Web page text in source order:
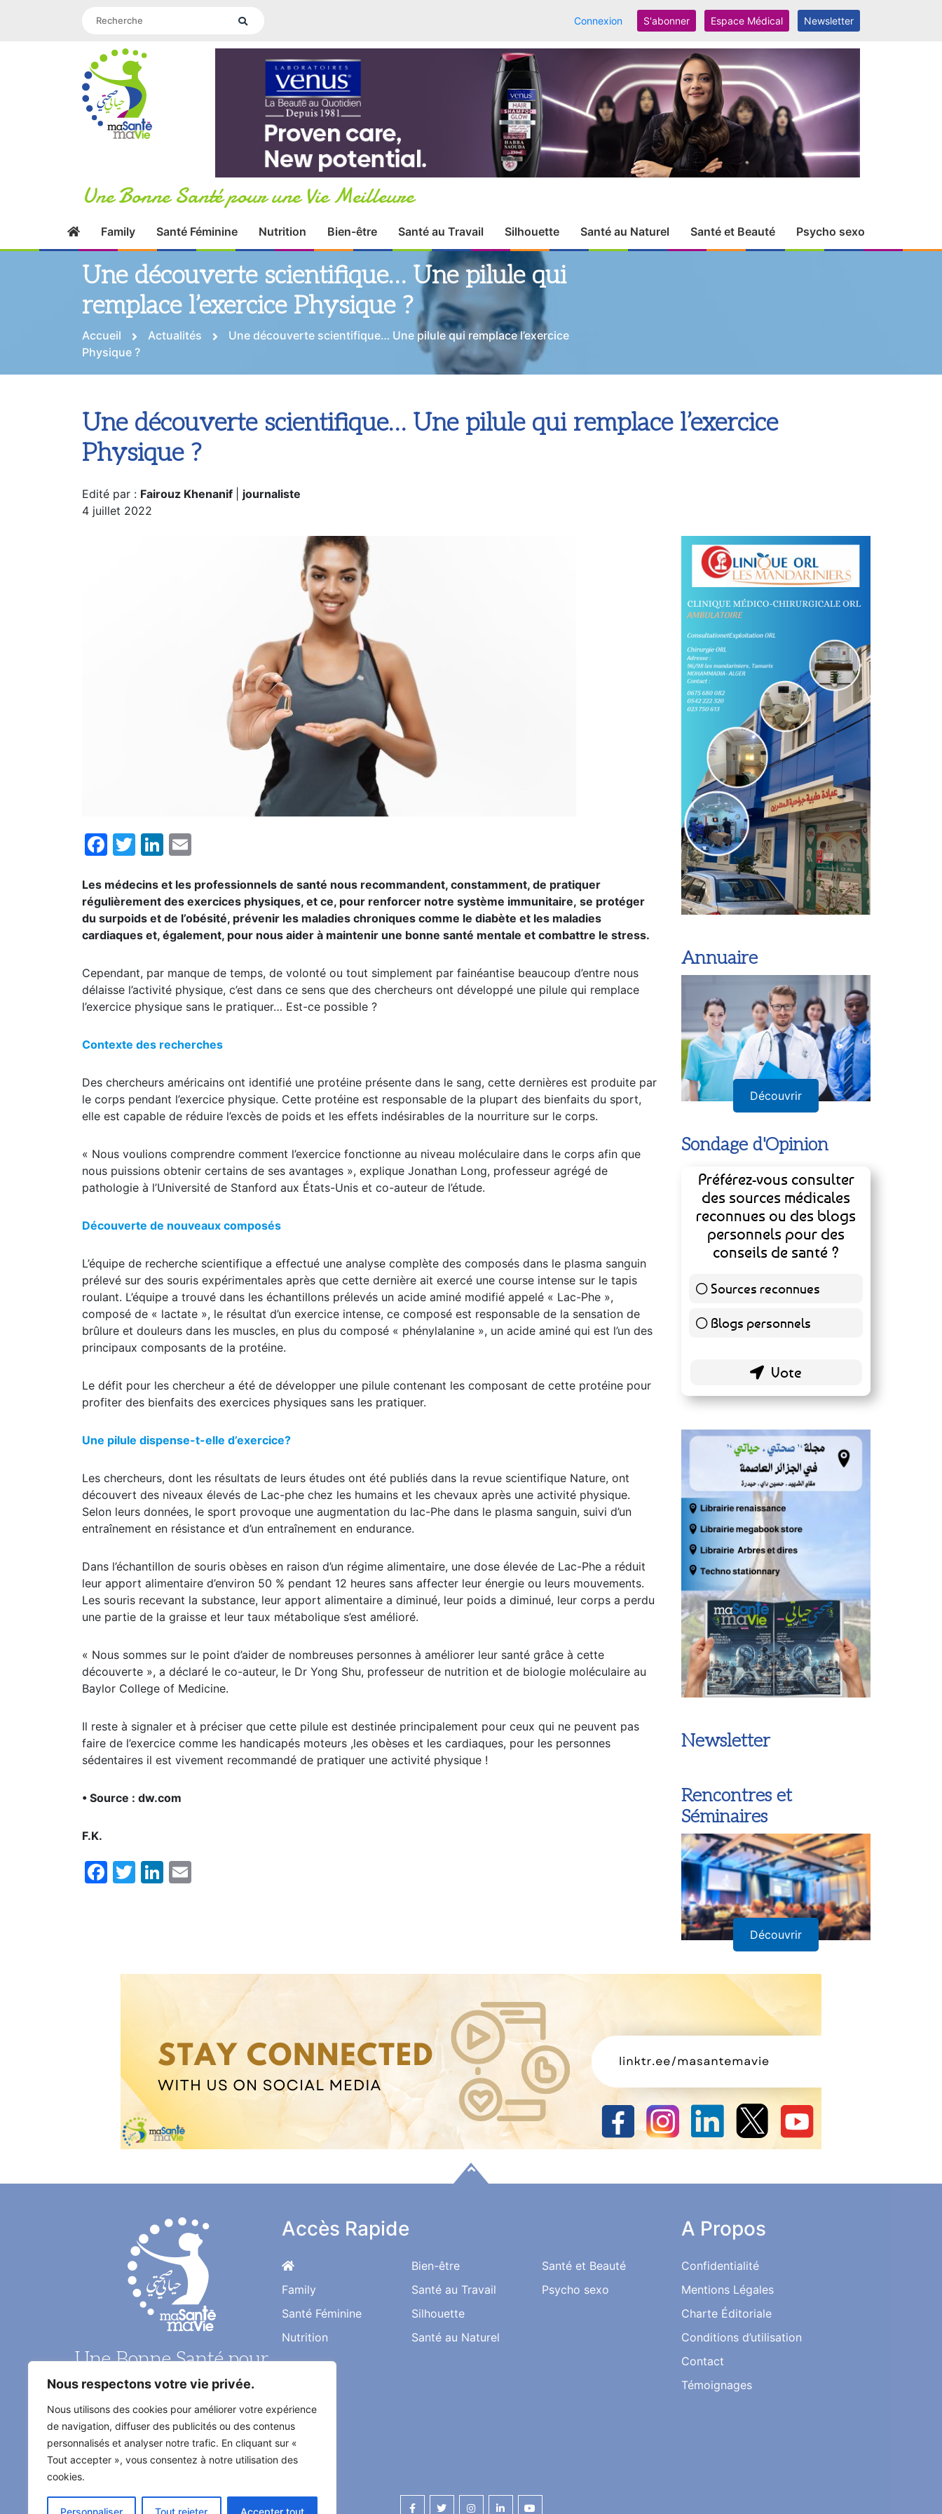
Nous respectons votre vie privée.
Nous utilisons des cookies pour améliorer votre expérience
de navigation, diffuser des publicités ou des contenus
personnalisés et analyser notre trafic. En cliquant sur «
Tout accepter », vous consentez à notre utilisation des
cookies.
Personnaliser Tout rejeter Accepter tout
Connexion S'abonner Espace Médical Newsletter
Une Bonne Santé pour une Vie Meilleure
Family Santé Féminine Nutrition Bien-être Santé au Travail Silhouette Santé au Naturel Santé et Beauté Psycho sexo
Une découverte scientifique… Une pilule qui
remplace l’exercice Physique ?
Accueil Actualités
Une découverte scientifique… Une pilule qui remplace l’exercice
Physique ?
Une découverte scientifique… Une pilule qui remplace l’exercice
Physique ?
Edité par : Fairouz Khenanif
journaliste
4 juillet 2022
Facebook
TwitterLinkedIn
Les médecins et les professionnels de santé nous recommandent, constamment, de pratiquer
régulièrement des exercices physiques, et ce, pour renforcer notre système immunitaire, se protéger
du surpoids et de l’obésité, prévenir les maladies chroniques comme le diabète et les maladies
cardiaques et, également, pour nous aider à maintenir une bonne santé mentale et combattre le stress.
Cependant, par manque de temps, de volonté ou tout simplement par fainéantise beaucoup d’entre nous
délaisse l’activité physique, c’est dans ce sens que des chercheurs ont développé une pilule qui remplace
l’exercice physique sans le pratiquer… Est-ce possible ?
Contexte des recherches
Des chercheurs américains ont identifié une protéine présente dans le sang, cette dernières est produite par
le corps pendant l’exercice physique. Cette protéine est responsable de la plupart des bienfaits du sport,
elle est capable de réduire l’excès de poids et les effets indésirables de la nourriture sur le corps.
« Nous voulions comprendre comment l’exercice fonctionne au niveau moléculaire dans le corps afin que
nous puissions obtenir certains de ses avantages », explique Jonathan Long, professeur agrégé de
pathologie à l’Université de Stanford aux États-Unis et co-auteur de l’étude.
Découverte de nouveaux composés
L’équipe de recherche scientifique a effectué une analyse complète des composés dans le plasma sanguin
prélevé sur des souris expérimentales après que cette dernière ait exercé une course intense sur le tapis
roulant. L’équipe a trouvé dans les échantillons prélevés un acide aminé modifié appelé « Lac-Phe »,
composé de « lactate », le résultat d’un exercice intense, ce composé est responsable de la sensation de
brûlure et douleurs dans les muscles, en plus du composé « phénylalanine », un acide aminé qui est l’un des
principaux composants de la protéine.
Le défit pour les chercheur a été de développer une pilule contenant les composant de cette protéine pour
profiter des bienfaits des exercices physiques sans les pratiquer.
Une pilule dispense-t-elle d’exercice?
Les chercheurs, dont les résultats de leurs études ont été publiés dans la revue scientifique Nature, ont
découvert des niveaux élevés de Lac-phe chez les humains et les chevaux après une activité physique.
Selon leurs données, le sport provoque une augmentation du lac-Phe dans le plasma sanguin, suivi d’un
entraînement en résistance et d’un entraînement en endurance.
Dans l’échantillon de souris obèses en raison d’un régime alimentaire, une dose élevée de Lac-Phe a réduit
leur apport alimentaire d’environ 50 % pendant 12 heures sans affecter leur énergie ou leurs mouvements.
Les souris recevant la substance, leur apport alimentaire a diminué, leur poids a diminué, leur corps a perdu
une partie de la graisse et leur taux métabolique s’est amélioré.
« Nous sommes sur le point d’aider de nombreuses personnes à améliorer leur santé grâce à cette
découverte », a déclaré le co-auteur, le Dr Yong Shu, professeur de nutrition et de biologie moléculaire au
Baylor College of Medicine.
Il reste à signaler et à préciser que cette pilule est destinée principalement pour ceux qui ne peuvent pas
faire de l’exercice comme les handicapés moteurs ,les obèses et les cardiaques, pour les personnes
sédentaires il est vivement recommandé de pratiquer une activité physique !
• Source : dw.com
F.K.
Facebook
TwitterLinkedIn
Annuaire
Découvrir
Sondage d'Opinion
Préférez-vous consulter
des sources médicales
reconnues ou des blogs
personnels pour des
conseils de santé ?
Sources reconnues
139 ( 73.16 % )
Blogs personnels51 ( 26.84 % )
Newsletter
Rencontres et
Séminaires
Découvrir
Une Bonne Santé pour
une Vie Meilleure
Le magazine santé au quotidien de
l'information médical décrypté par
les médecins et les experts
Accès Rapide
Family
Santé Féminine
Nutrition
Bien-être
Santé au Travail
Silhouette
Santé au Naturel
Santé et Beauté
Psycho sexo
A Propos
Confidentialité
Mentions Légales
Charte Éditoriale
Conditions d’utilisation
Contact
Témoignages